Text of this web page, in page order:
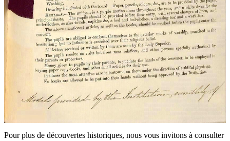
Pour plus de découvertes historiques, nous vous invitons à consulter